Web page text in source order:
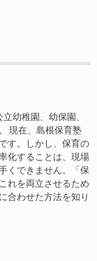
幼稚園、幼保園、
現在、島根保育塾
す。しかし、保育の
化することは、現場
くできません。「保
れを両立させるため
合わせた方法を知り